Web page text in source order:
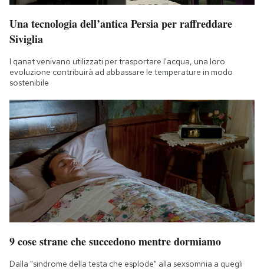
Una tecnologia dell’antica Persia per raffreddare
Siviglia
I qanat venivano utilizzati per trasportare l'acqua, una loro
evoluzione contribuirà ad abbassare le temperature in modo
sostenibile
9 cose strane che succedono mentre dormiamo
Dalla "sindrome della testa che esplode" alla sexsomnia a quegli